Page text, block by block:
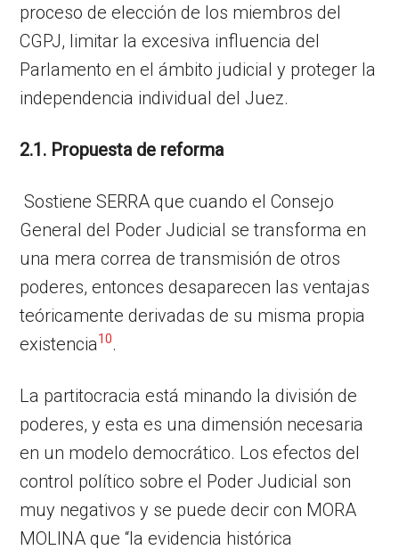
proceso de elección de los miembros del
CGPJ, limitar la excesiva influencia del
Parlamento en el ámbito judicial y proteger la
independencia individual del Juez.
2.1. Propuesta de reforma
Sostiene SERRA que cuando el Consejo
General del Poder Judicial se transforma en
una mera correa de transmisión de otros
poderes, entonces desaparecen las ventajas
teóricamente derivadas de su misma propia
existencia10.
La partitocracia está minando la división de
poderes, y esta es una dimensión necesaria
en un modelo democrático. Los efectos del
control político sobre el Poder Judicial son
muy negativos y se puede decir con MORA
MOLINA que “la evidencia histórica